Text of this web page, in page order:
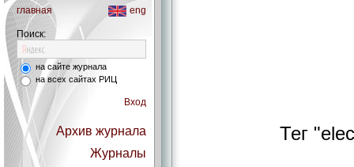
главная eng
Поиск:
на сайте журнала
на всех сайтах РИЦ
Вход
Архив журнала
Журналы
Тег